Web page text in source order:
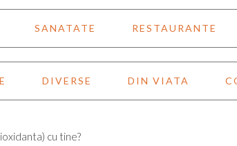
SANATATE RESTAURANTE
DIVERSE DIN VIATA
cu tine?